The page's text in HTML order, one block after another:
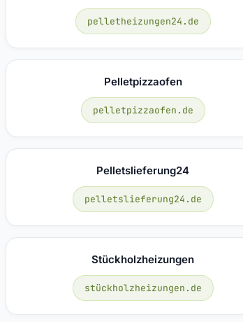
pelletheizungen24.de
Pelletpizzaofen
pelletpizzaofen.de
Pelletslieferung24
pelletslieferung24.de
Stückholzheizungen
stückholzheizungen.de